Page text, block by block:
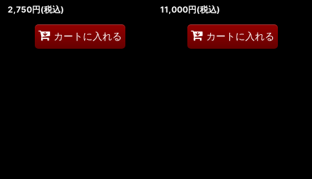
2,750円(税込)
カートに入れる
11,000円(税込)
カートに入れる